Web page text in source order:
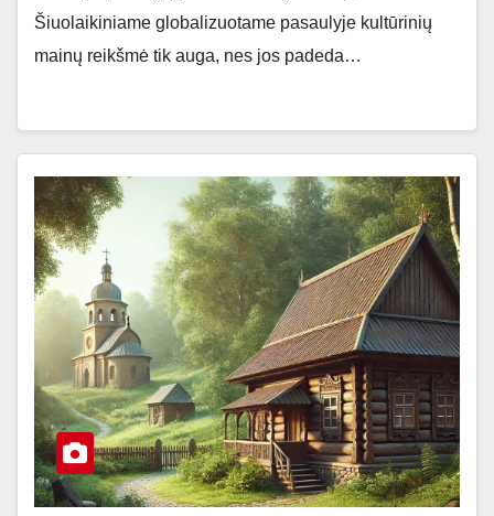
Šiuolaikiniame globalizuotame pasaulyje kultūrinių
mainų reikšmė tik auga, nes jos padeda…